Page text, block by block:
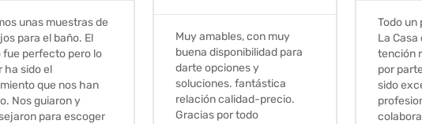
con muy
disponibilidad para
y
fantástica
calidad-precio.
por todo
La Casa de los Azulejos. La
tención recibida, sobretodo
por parte de Stephanie, ha
sido excepcional. Serios,
profesionales,
colaboradores para
muy
sus